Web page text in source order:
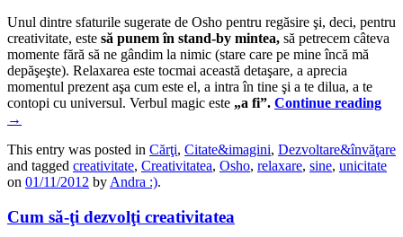
Unul dintre sfaturile sugerate de Osho pentru regăsire şi, deci, pentru
creativitate, este să punem în stand-by mintea, să petrecem câteva
momente fără să ne gândim la nimic (stare care pe mine încă mă
depăşeşte). Relaxarea este tocmai această detaşare, a aprecia
momentul prezent aşa cum este el, a intra în tine şi a te dilua, a te
contopi cu universul. Verbul magic este „a fi”. Continue reading
→
This entry was posted in Cărţi, Citate&imagini, Dezvoltare&învăţare
and tagged creativitate, Creativitatea, Osho, relaxare, sine, unicitate
on 01/11/2012 by Andra :).
Cum să-ţi dezvolţi creativitatea